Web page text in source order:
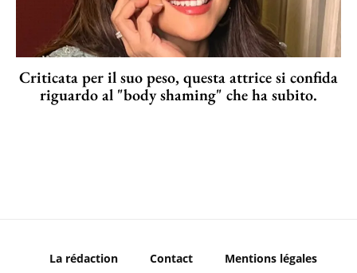
Criticata per il suo peso, questa attrice si confida
riguardo al "body shaming" che ha subito.
La rédaction Contact Mentions légales